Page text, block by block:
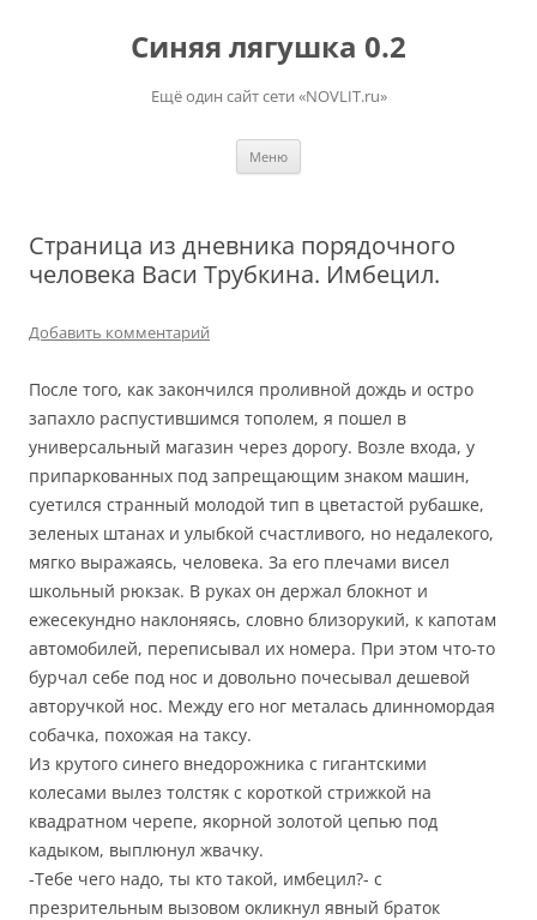
содержимомуСиняя лягушка 0.2
Ещё один сайт сети «NOVLIT.ru»
Меню
Страница из дневника порядочного
человека Васи Трубкина. Имбецил.
Добавить комментарий
После того, как закончился проливной дождь и остро
запахло распустившимся тополем, я пошел в
универсальный магазин через дорогу. Возле входа, у
припаркованных под запрещающим знаком машин,
суетился странный молодой тип в цветастой рубашке,
зеленых штанах и улыбкой счастливого, но недалекого,
мягко выражаясь, человека. За его плечами висел
школьный рюкзак. В руках он держал блокнот и
ежесекундно наклоняясь, словно близорукий, к капотам
автомобилей, переписывал их номера. При этом что-то
бурчал себе под нос и довольно почесывал дешевой
авторучкой нос. Между его ног металась длинномордая
собачка, похожая на таксу.
Из крутого синего внедорожника с гигантскими
колесами вылез толстяк с короткой стрижкой на
квадратном черепе, якорной золотой цепью под
кадыком, выплюнул жвачку.
-Тебе чего надо, ты кто такой, имбецил?- с
презрительным вызовом окликнул явный браток